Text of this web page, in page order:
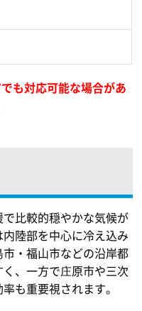
も対応可能な場合があ
比較的穏やかな気候が
陸部を中心に冷え込み
・福山市などの沿岸都
、一方で庄原市や三次
も重要視されます。